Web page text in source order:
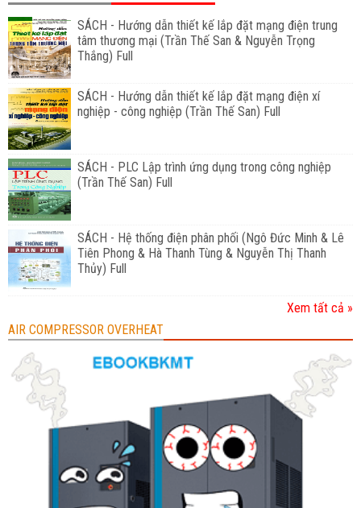
SÁCH - Hướng dẫn thiết kế lắp đặt mạng điện trung
tâm thương mại (Trần Thế San & Nguyễn Trọng
Thắng) Full
SÁCH - Hướng dẫn thiết kế lắp đặt mạng điện xí
nghiệp - công nghiệp (Trần Thế San) Full
SÁCH - PLC Lập trình ứng dụng trong công nghiệp
(Trần Thế San) Full
SÁCH - Hệ thống điện phân phối (Ngô Đức Minh & Lê
Tiên Phong & Hà Thanh Tùng & Nguyễn Thị Thanh
Thủy) Full
Xem tất cả »
AIR COMPRESSOR OVERHEAT